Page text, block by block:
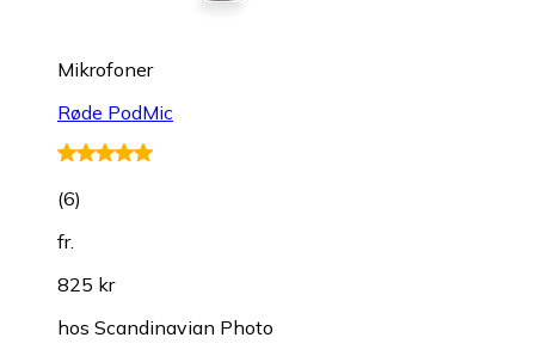
Mikrofoner
Røde PodMic
(6)
fr.
825 kr
hos Scandinavian Photo